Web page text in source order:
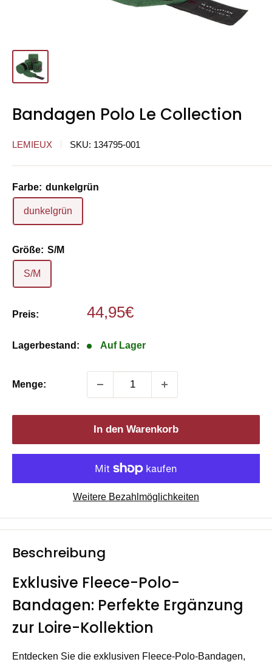
Bandagen Polo Le Collection
LEMIEUX SKU: 134795-001
Farbe: dunkelgrün
dunkelgrün
Größe: S/M
S/M
Preis: Sonderpreis
44,95€
Lagerbestand: Auf Lager
Menge:
In den Warenkorb
Weitere Bezahlmöglichkeiten
Beschreibung
Exklusive Fleece-Polo-
Bandagen: Perfekte Ergänzung
zur Loire-Kollektion
Entdecken Sie die exklusiven Fleece-Polo-Bandagen,